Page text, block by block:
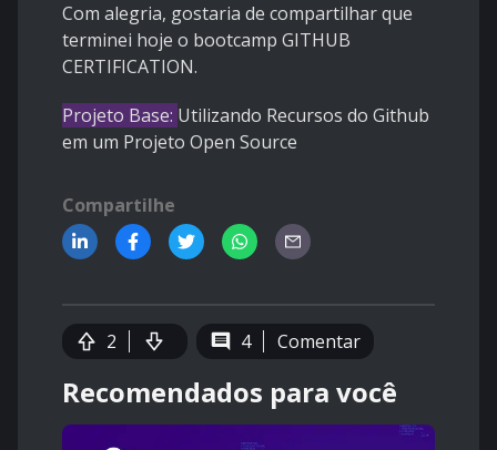
Com alegria, gostaria de compartilhar que
terminei hoje o bootcamp GITHUB
CERTIFICATION.
Projeto Base: Utilizando Recursos do Github
em um Projeto Open Source
Compartilhe
2 4 Comentar
Recomendados para você